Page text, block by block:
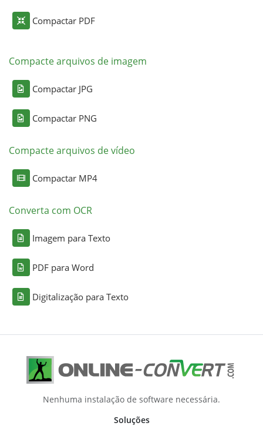
Compactar PDF
Compacte arquivos de imagem
Compactar JPG
Compactar PNG
Compacte arquivos de vídeo
Compactar MP4
Converta com OCR
Imagem para Texto
PDF para Word
Digitalização para Texto
Nenhuma instalação de software necessária.
Soluções